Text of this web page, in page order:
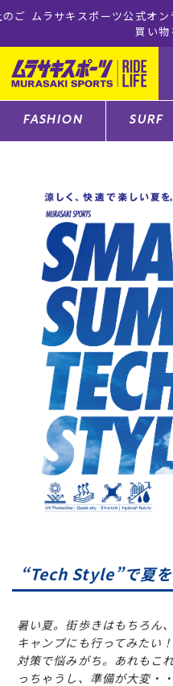
ムラサキスポーツ公式オンラ
買い物を
ゲスト様
ログイン
CATEGORY
ファッションTOP
サーフTOP
スノーTOP
スケートTOP
CONTENTS
特集一覧
RIDE LIFE MAGAZINE一
覧
中古/アウトレット サー
フ
中古/アウトレット スノ
ー
FASHION SURF
“Tech Style”で夏
暑い夏。街歩きはもちろん
キャンプにも行ってみたい
対策で悩みがち。あれもこ
っちゃうし、準備が大変・